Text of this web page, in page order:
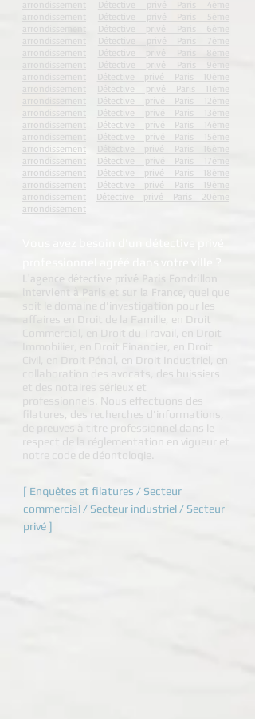
arrondissement
Détective privé Paris 5ème
Détective privé Paris 7ème
Détective privé Paris 8ème
Détective privé Paris 9ème
arrondissement
Détective privé Paris 10ème
arrondissement
Détective privé Paris 11ème
arrondissement
Détective privé Paris 12ème
arrondissement
Détective privé Paris 13ème
arrondissement
Détective privé Paris 14ème
arrondissement
Détective privé Paris 15ème
arrondissement
Détective privé Paris 16ème
arrondissement
Détective privé Paris 17ème
arrondissement
Détective privé Paris 18ème
arrondissement
Détective privé Paris 19ème
arrondissement
Détective privé Paris 20ème
arrondissement
L'agence détective privé Paris Fondrillon
intervient à Paris et sur la France,
quel que
soit le domaine d'investigation pour les
affaires en Droit de la Famille, en Droit
Commercial, en Droit du Travail, en Droit
Immobilier, en Droit Financier, en Droit
Civil, en Droit Pénal, en Droit Industriel, en
collaboration des avocats, des huissiers
et des notaires sérieux et
professionnels. Nous effectuons des
filatures, des recherches d'informations,
de preuves à titre professionnel dans le
respect de la réglementation en vigueur et
notre code de déontologie.
[ Enquêtes et filatures / Secteur
commercial / Secteur industriel / Secteur
privé]